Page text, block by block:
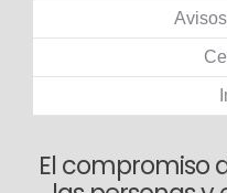
El compromiso